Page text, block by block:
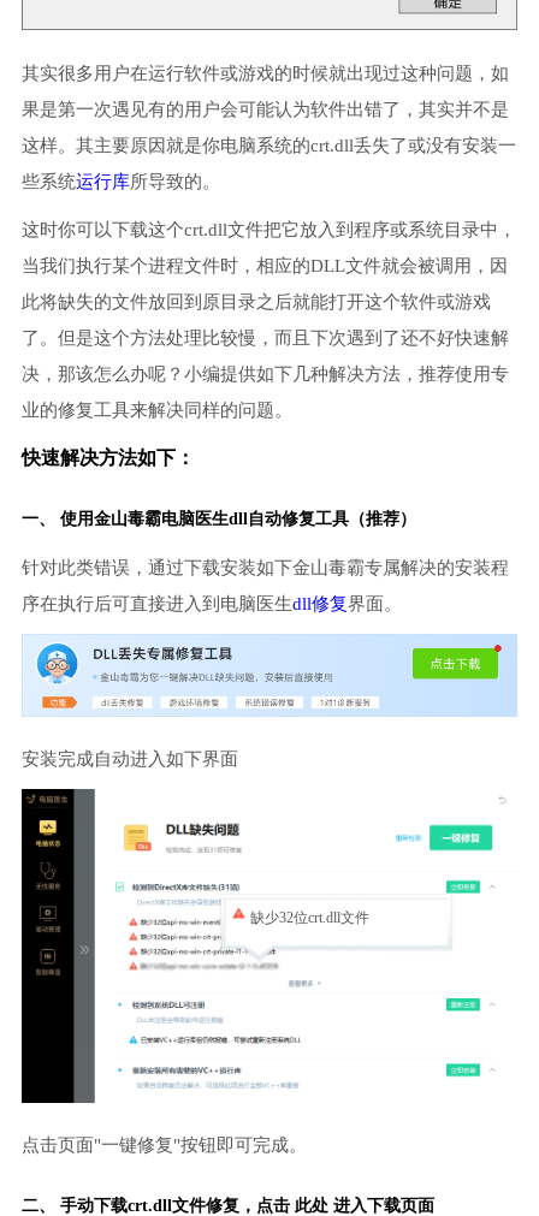
其实很多用户在运行软件或游戏的时候就出现过这种问题，如
果是第一次遇见有的用户会可能认为软件出错了，其实并不是
这样。其主要原因就是你电脑系统的crt.dll丢失了或没有安装一
些系统运行库所导致的。
这时你可以下载这个crt.dll文件把它放入到程序或系统目录中，
当我们执行某个进程文件时，相应的DLL文件就会被调用，因
此将缺失的文件放回到原目录之后就能打开这个软件或游戏
了。但是这个方法处理比较慢，而且下次遇到了还不好快速解
决，那该怎么办呢？小编提供如下几种解决方法，推荐使用专
业的修复工具来解决同样的问题。
快速解决方法如下：
一、 使用金山毒霸电脑医生dll自动修复工具（推荐）
针对此类错误，通过下载安装如下金山毒霸专属解决的安装程
序在执行后可直接进入到电脑医生dll修复界面。
安装完成自动进入如下界面
缺少32位crt.dll文件
点击页面"一键修复"按钮即可完成。
二、 手动下载crt.dll文件修复， 点击 此处 进入下载页面